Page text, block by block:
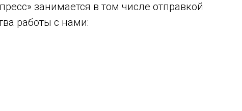
занимается в том числе отправкой
работы с нами: